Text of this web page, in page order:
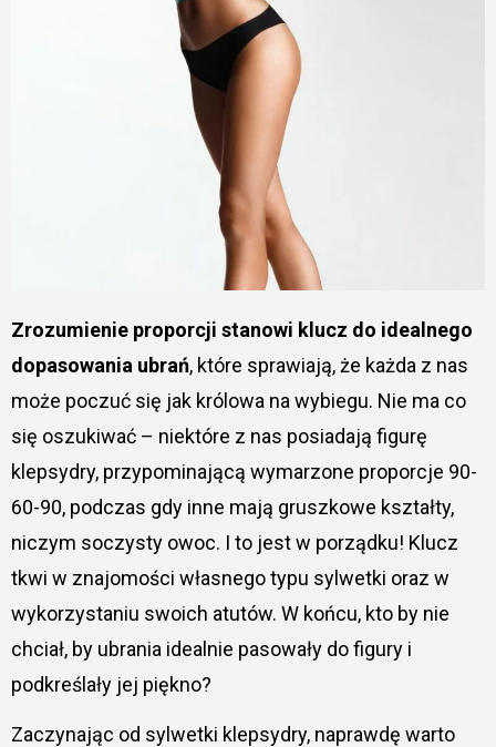
Zrozumienie proporcji stanowi klucz do idealnego
dopasowania ubrań, które sprawiają, że każda z nas
może poczuć się jak królowa na wybiegu. Nie ma co
się oszukiwać – niektóre z nas posiadają figurę
klepsydry, przypominającą wymarzone proporcje 90-
60-90, podczas gdy inne mają gruszkowe kształty,
niczym soczysty owoc. I to jest w porządku! Klucz
tkwi w znajomości własnego typu sylwetki oraz w
wykorzystaniu swoich atutów. W końcu, kto by nie
chciał, by ubrania idealnie pasowały do figury i
podkreślały jej piękno?
Zaczynając od sylwetki klepsydry, naprawdę warto